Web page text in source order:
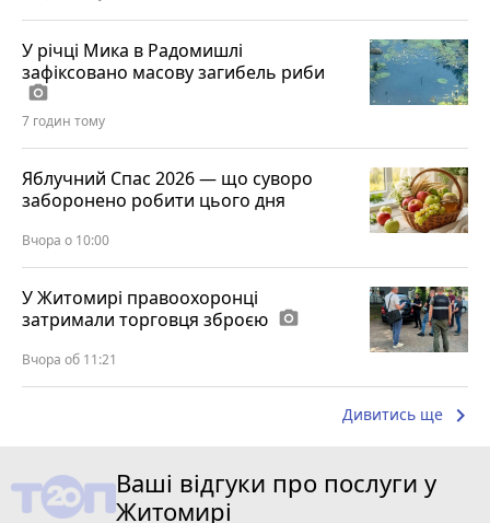
У річці Мика в Радомишлі
зафіксовано масову загибель риби
photo_camera
7 годин тому
Яблучний Спас 2026 — що суворо
заборонено робити цього дня
Вчора о 10:00
У Житомирі правоохоронці
затримали торговця зброєю photo_camera
Вчора об 11:21
Дивитись ще keyboard_arrow_right
Ваші відгуки про послуги у
Житомирі